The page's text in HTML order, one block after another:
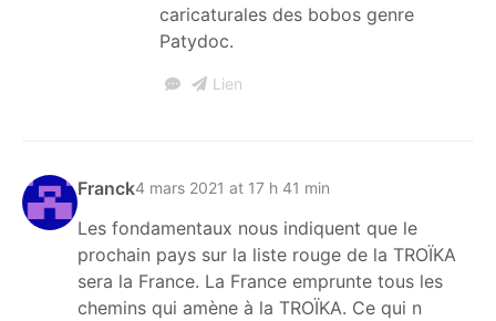
caricaturales des bobos genre
Patydoc.
Lien
Franck4 mars 2021 at 17 h 41 min
Les fondamentaux nous indiquent que le
prochain pays sur la liste rouge de la TROÏKA
sera la France. La France emprunte tous les
chemins qui amène à la TROÏKA. Ce qui n